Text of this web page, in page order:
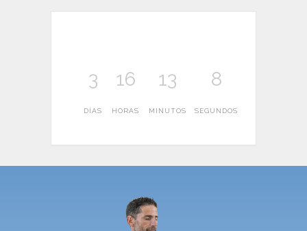
3
DÍAS
16
HORAS
13
MINUTOS
7
SEGUNDOS